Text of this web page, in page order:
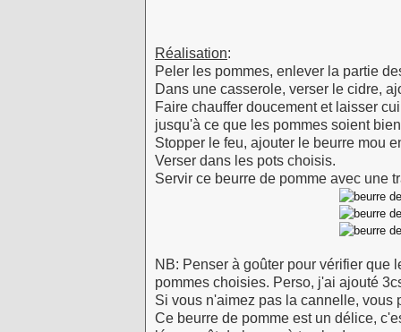
Réalisation:
Peler les pommes, enlever la partie
Dans une casserole, verser le cidre,
Faire chauffer doucement et laisser
jusqu'à ce que les pommes soient
Stopper le feu, ajouter le beurre mou
Verser dans les pots choisis.
Servir ce beurre de pomme avec une
NB: Penser à goûter pour vérifier que
pommes choisies. Perso, j'ai ajouté
Si vous n'aimez pas la cannelle, vous
Ce beurre de pomme est un délice,